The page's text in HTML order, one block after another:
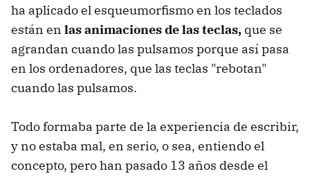
ha aplicado el esqueumorfismo en los teclados
están en las animaciones de las teclas, que se
agrandan cuando las pulsamos porque así pasa
en los ordenadores, que las teclas "rebotan"
cuando las pulsamos.
Todo formaba parte de la experiencia de escribir,
y no estaba mal, en serio, o sea, entiendo el
concepto, pero han pasado 13 años desde el